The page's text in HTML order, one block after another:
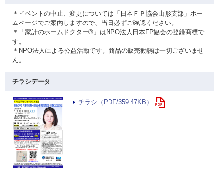
＊イベントの中止、変更については「日本ＦＰ協会山形支部」ホー
ムページでご案内しますので、当日必ずご確認ください。
＊「家計のホームドクター®」はNPO法人日本FP協会の登録商標で
す。
＊NPO法人による公益活動です。商品の販売勧誘は一切ございませ
ん。
チラシデータ
チラシ（PDF/359.47KB）